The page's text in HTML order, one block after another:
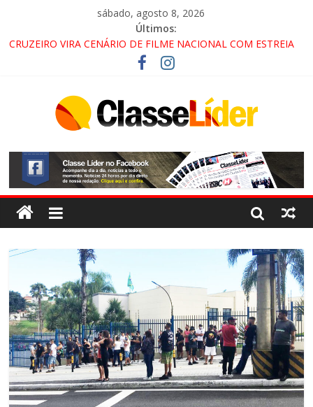
sábado, agosto 8, 2026
Últimos:
CRUZEIRO VIRA CENÁRIO DE FILME NACIONAL COM ESTREIA
PROMOTOR DO GAECO
ACESSO À APARECIDA NA DUTRA SERÁ BLOQUEADO NO FIM
ALTERNATIVAS
LORENA, PINDAMONHANGABA E QUELUZ NA RETA FINAL
PELA FÁBRICA DA COCA-COLA!